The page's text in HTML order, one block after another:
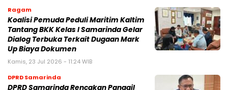
Ragam
Koalisi Pemuda Peduli Maritim Kaltim
Tantang BKK Kelas I Samarinda Gelar
Dialog Terbuka Terkait Dugaan Mark
Up Biaya Dokumen
Kamis, 23 Jul 2026 - 11:24 WIB
DPRD Samarinda
DPRD Samarinda Rencakan Panggil